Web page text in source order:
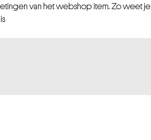
van het webshop item. Zo weet